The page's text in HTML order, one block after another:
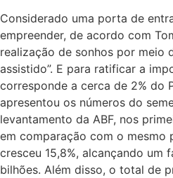
Considerado uma porta de
empreender, de acordo com
realização de sonhos por meio
assistido”. E para ratificar a
corresponde a cerca de 2% do
apresentou os números do
levantamento da ABF, nos
em comparação com o
cresceu 15,8%, alcançando um
bilhões. Além disso, o total de